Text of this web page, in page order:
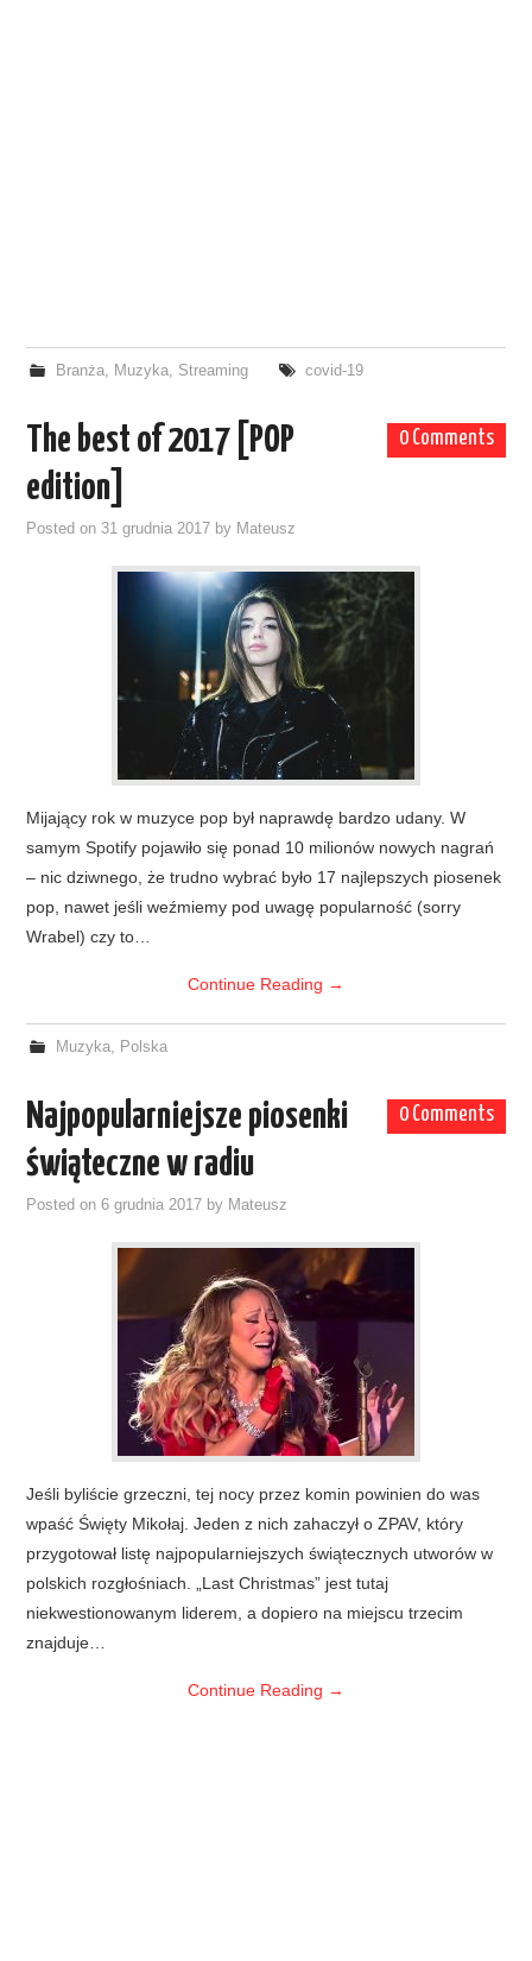
Branża, Muzyka, Streaming covid-19
0 Comments
The best of 2017 [POP
edition]
Posted on 31 grudnia 2017 by Mateusz
Mijający rok w muzyce pop był naprawdę bardzo udany. W
samym Spotify pojawiło się ponad 10 milionów nowych nagrań
– nic dziwnego, że trudno wybrać było 17 najlepszych piosenek
pop, nawet jeśli weźmiemy pod uwagę popularność (sorry
Wrabel) czy to…
Continue Reading →
Muzyka, Polska
0 Comments
Najpopularniejsze piosenki
świąteczne w radiu
Posted on6 grudnia 2017 by Mateusz
Jeśli byliście grzeczni, tej nocy przez komin powinien do was
wpaść Święty Mikołaj. Jeden z nich zahaczył o ZPAV, który
przygotował listę najpopularniejszych świątecznych utworów w
polskich rozgłośniach. „Last Christmas” jest tutaj
niekwestionowanym liderem, a dopiero na miejscu trzecim
znajduje…
Continue Reading →